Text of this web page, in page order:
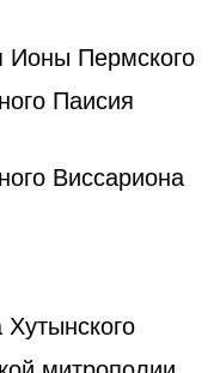
Ионы Пермского
Паисия
Виссариона